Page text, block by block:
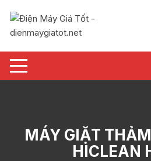
nội
MÁY GIẶT
HICLEAN